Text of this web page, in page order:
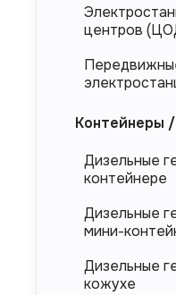
Дизельные
и китайского
центров
Контейнеры
Дизельные
контейнере
Дизельные
мини-
Дизельные
кожухе